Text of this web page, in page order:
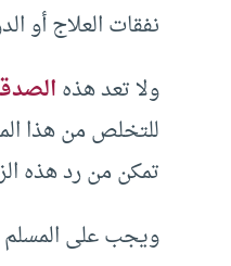
نفقات العلاج أو
ولا تعد هذه
للتخلص من هذا
تمكن من رد هذه
ويجب على المسلم